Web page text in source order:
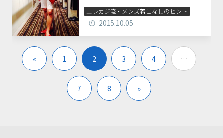
エレカジ流・メンズ着こなしのヒント
2015.10.05
« 1 2 3 4 …
7 8 »